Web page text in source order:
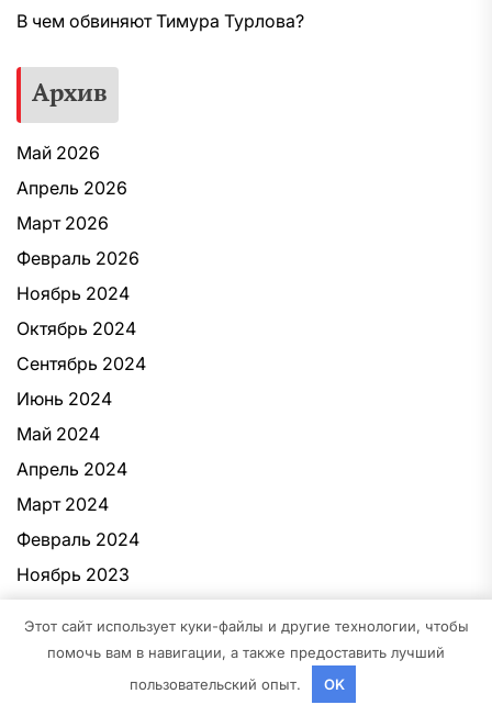
В чем обвиняют Тимура Турлова?
Архив
Май 2026
Апрель 2026
Март 2026
Февраль 2026
Ноябрь 2024
Октябрь 2024
Сентябрь 2024
Июнь 2024
Май 2024
Апрель 2024
Март 2024
Февраль 2024
Ноябрь 2023
Август 2023
Этот сайт использует куки-файлы и другие технологии, чтобы
помочь вам в навигации, а также предоставить лучший
пользовательский опыт.
OK